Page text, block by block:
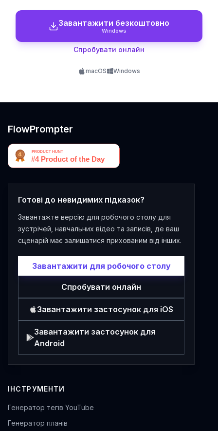
Завантажити безкоштовно
Windows
Спробувати онлайн
macOS Windows
FlowPrompter
Готові до невидимих підказок?
Завантажте версію для робочого столу для
зустрічей, навчальних відео та записів, де ваш
сценарій має залишатися прихованим від інших.
Завантажити для робочого столу
Спробувати онлайн
Завантажити застосунок для iOS
Завантажити застосунок для
Android
ІНСТРУМЕНТИ
Генератор тегів YouTube
Генератор планів